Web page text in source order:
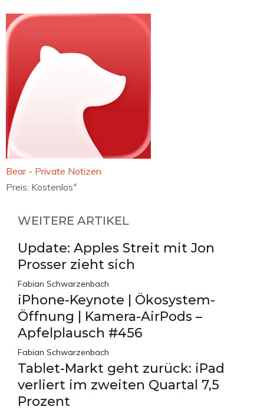
‎Bear - Private Notizen
Preis: Kostenlos+
WEITERE ARTIKEL
Update: Apples Streit mit Jon
Prosser zieht sich
Fabian Schwarzenbach
iPhone-Keynote | Ökosystem-
Öffnung | Kamera-AirPods –
Apfelplausch #456
Fabian Schwarzenbach
Tablet-Markt geht zurück: iPad
verliert im zweiten Quartal 7,5
Prozent